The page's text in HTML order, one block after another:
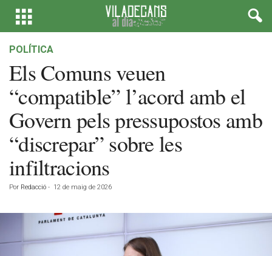
POLÍTICA
Els Comuns veuen
“compatible” l’acord amb el
Govern pels pressupostos amb
“discrepar” sobre les
infiltracions
Por Redacció - 12 de maig de 2026